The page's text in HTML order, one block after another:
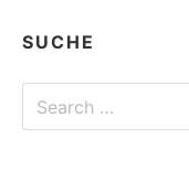
SUCHE
Search
for: